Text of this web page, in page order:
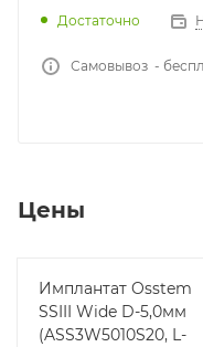
Достаточно
Самовывоз -
Цены
Имплантат Osstem
SSIII Wide D-5,0мм
(ASS3W5010S20, L-